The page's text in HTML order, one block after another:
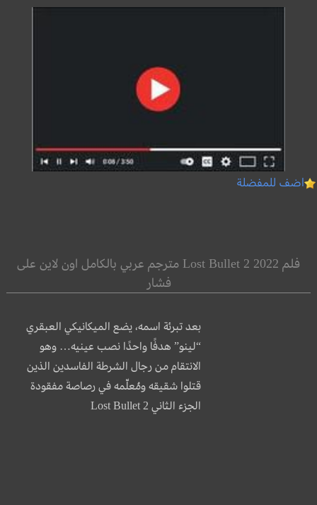
اضف للمفضلة
فلم Lost Bullet 2 2022 مترجم عربي بالكامل اون لاين على
فشار
بعد تبرئة اسمه، يضع الميكانيكي العبقري
“لينو” هدفًا واحدًا نصب عينيه… وهو
الانتقام من رجال الشرطة الفاسدين الذين
قتلوا شقيقه ومُعلّمه في رصاصة مفقودة
الجزء الثاني Lost Bullet 2